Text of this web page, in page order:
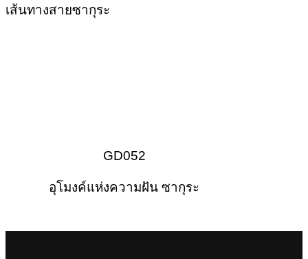
เส้นทางสายซากุระ
GD052
อุโมงค์แห่งความฝัน ซากุระ